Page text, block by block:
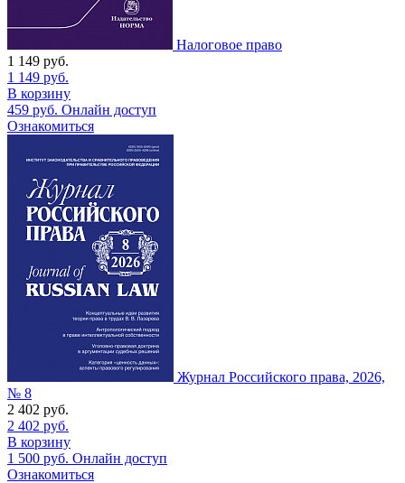
Налоговое право
1 149 руб.
1 149 руб.
В корзину
459 руб. Онлайн доступ
Ознакомиться
Журнал Российского права, 2026,
№ 8
2 402 руб.
2 402 руб.
В корзину
1 500 руб. Онлайн доступ
Ознакомиться